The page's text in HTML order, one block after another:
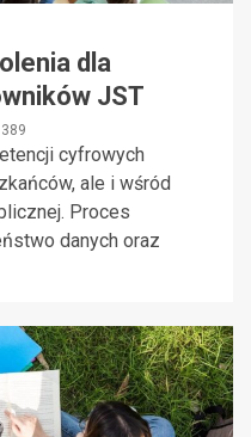
dla
JST
389
cyfrowych
ale i wśród
Proces
danych oraz